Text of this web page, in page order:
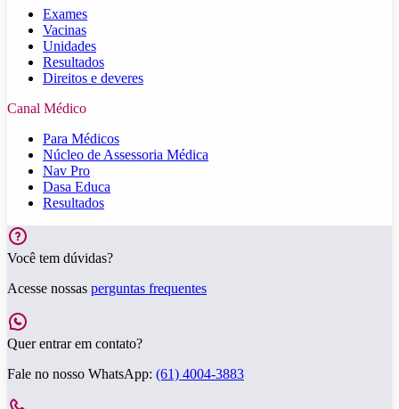
Exames
Vacinas
Unidades
Resultados
Direitos e deveres
Canal Médico
Para Médicos
Núcleo de Assessoria Médica
Nav Pro
Dasa Educa
Resultados
Você tem dúvidas?
Acesse nossas perguntas frequentes
Quer entrar em contato?
Fale no nosso WhatsApp: (61) 4004-3883